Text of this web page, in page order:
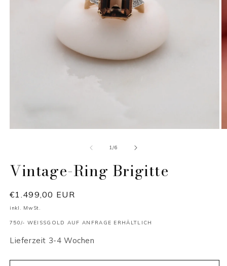
1/von
6
Vintage-Ring Brigitte
Normaler
Preis
€1.499,00 EUR
inkl. MwSt.
750/- WEISSGOLD AUF ANFRAGE ERHÄLTLICH
Lieferzeit 3-4 Wochen